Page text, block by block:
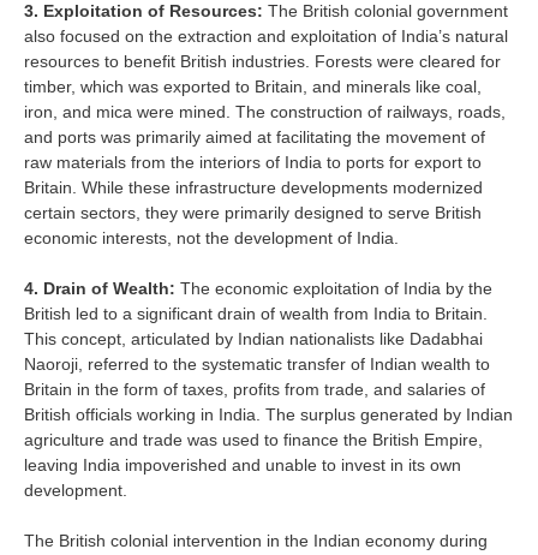
3. Exploitation of Resources: The British colonial government
also focused on the extraction and exploitation of India’s natural
resources to benefit British industries. Forests were cleared for
timber, which was exported to Britain, and minerals like coal,
iron, and mica were mined. The construction of railways, roads,
and ports was primarily aimed at facilitating the movement of
raw materials from the interiors of India to ports for export to
Britain. While these infrastructure developments modernized
certain sectors, they were primarily designed to serve British
economic interests, not the development of India.
4. Drain of Wealth: The economic exploitation of India by the
British led to a significant drain of wealth from India to Britain.
This concept, articulated by Indian nationalists like Dadabhai
Naoroji, referred to the systematic transfer of Indian wealth to
Britain in the form of taxes, profits from trade, and salaries of
British officials working in India. The surplus generated by Indian
agriculture and trade was used to finance the British Empire,
leaving India impoverished and unable to invest in its own
development.
The British colonial intervention in the Indian economy during